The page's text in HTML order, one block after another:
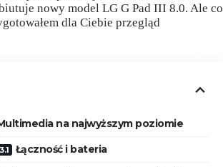
nowy model LG G Pad III 8.0. Ale co
dla Ciebie przegląd
na najwyższym poziomie
Łączność i bateria